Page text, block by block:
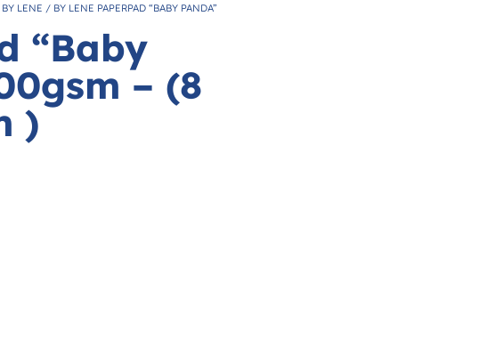
BY LENE / BY LENE PAPERPAD “BABY PANDA”
“Baby
– (8
)